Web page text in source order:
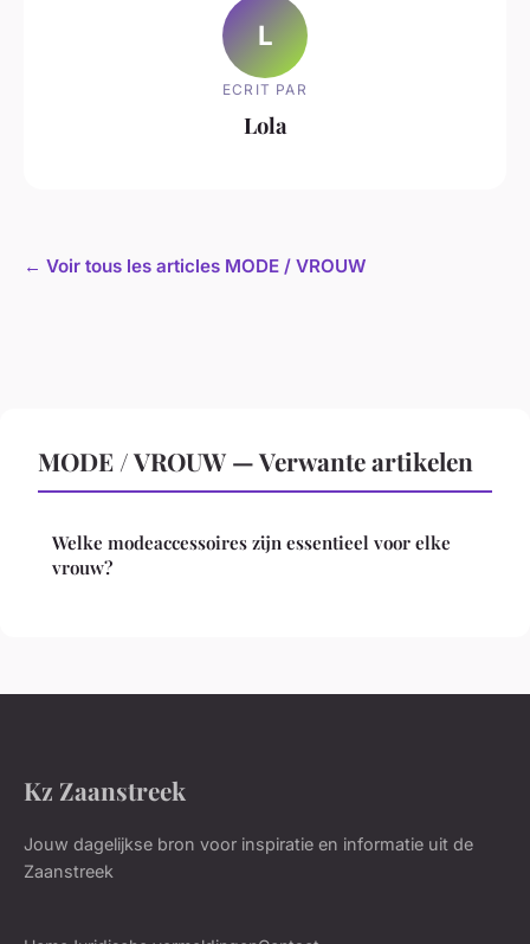
L
ECRIT PAR
Lola
← Voir tous les articles MODE / VROUW
MODE / VROUW — Verwante artikelen
Welke modeaccessoires zijn essentieel voor elke
vrouw?
Kz Zaanstreek
Jouw dagelijkse bron voor inspiratie en informatie uit de
Zaanstreek